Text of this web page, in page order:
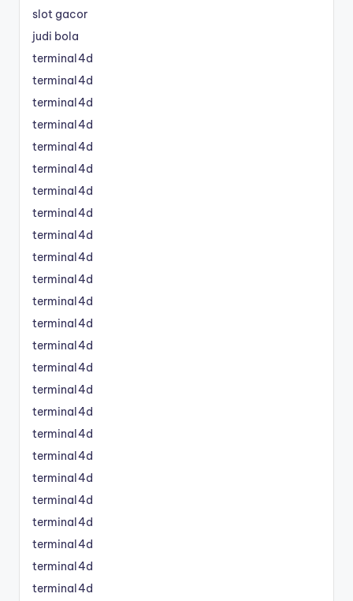
slot gacor
judi bola
terminal4d
terminal4d
terminal4d
terminal4d
terminal4d
terminal4d
terminal4d
terminal4d
terminal4d
terminal4d
terminal4d
terminal4d
terminal4d
terminal4d
terminal4d
terminal4d
terminal4d
terminal4d
terminal4d
terminal4d
terminal4d
terminal4d
terminal4d
terminal4d
terminal4d